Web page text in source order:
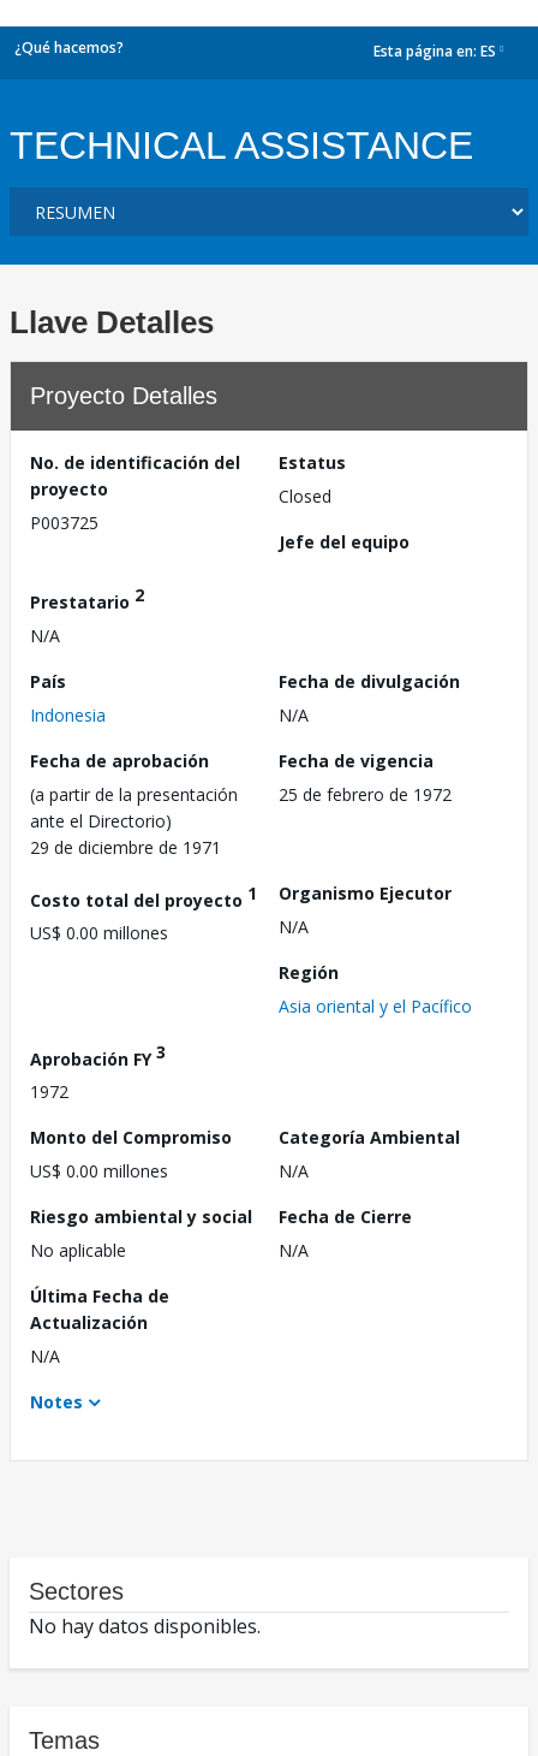
¿Qué hacemos? Esta página en: ES
TECHNICAL ASSISTANCE
Llave Detalles
Proyecto Detalles
No. de identificación del
proyecto
P003725
Estatus
Closed
Jefe del equipo
Prestatario 2
N/A
País
Indonesia
Fecha de divulgación
N/A
Fecha de aprobación
(a partir de la presentación
ante el Directorio)
29 de diciembre de 1971
Fecha de vigencia
25 de febrero de 1972
Costo total del proyecto 1
US$ 0.00 millones
Organismo Ejecutor
N/A
Región
Asia oriental y el Pacífico
Aprobación FY3
1972
Monto del Compromiso
US$ 0.00 millones
Categoría Ambiental
N/A
Riesgo ambiental y social
No aplicable
Fecha de Cierre
N/A
Última Fecha de
Actualización
N/A
Notes
Sectores
No hay datos disponibles.
Temas